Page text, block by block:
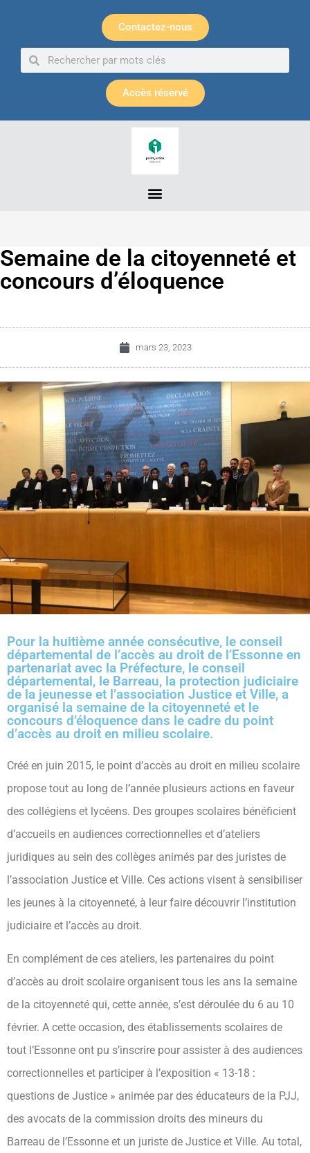
Contactez-nous
Accès réservé
Semaine de la citoyenneté et
concours d’éloquence
mars 23, 2023
Pour la huitième année consécutive, le conseil
départemental de l’accès au droit de l’Essonne en
partenariat avec la Préfecture, le conseil
départemental, le Barreau, la protection judiciaire
de la jeunesse et l’association Justice et Ville, a
organisé la semaine de la citoyenneté et le
concours d’éloquence dans le cadre du point
d’accès au droit en milieu scolaire.
Créé en juin 2015, le point d’accès au droit en milieu scolaire
propose tout au long de l’année plusieurs actions en faveur
des collégiens et lycéens. Des groupes scolaires bénéficient
d’accueils en audiences correctionnelles et d’ateliers
juridiques au sein des collèges animés par des juristes de
l’association Justice et Ville. Ces actions visent à sensibiliser
les jeunes à la citoyenneté, à leur faire découvrir l’institution
judiciaire et l’accès au droit.
En complément de ces ateliers, les partenaires du point
d’accès au droit scolaire organisent tous les ans la semaine
de la citoyenneté qui, cette année, s’est déroulée du 6 au 10
février. A cette occasion, des établissements scolaires de
tout l’Essonne ont pu s’inscrire pour assister à des audiences
correctionnelles et participer à l’exposition « 13-18 :
questions de Justice » animée par des éducateurs de la PJJ,
des avocats de la commission droits des mineurs du
Barreau de l’Essonne et un juriste de Justice et Ville. Au total,